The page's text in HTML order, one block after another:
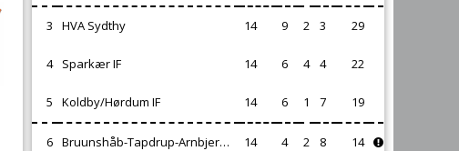
3 HVA Sydthy 14 9 2 3 29
4 Sparkær IF 14 6 4 4 22
5 Koldby/Hørdum IF 14 6 1 7 19
6 Bruunshåb-Tapdrup-Arnbjerg IF 14 4 2 8 14